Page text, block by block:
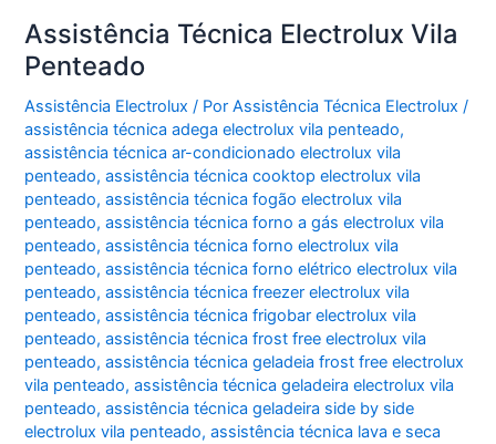
Assistência Técnica Electrolux Vila
Penteado
Assistência Electrolux / PorAssistência Técnica Electrolux/
assistência técnica adega electrolux vila penteado,
assistência técnica ar-condicionado electrolux vila
penteado,assistência técnica cooktop electrolux vila
penteado,assistência técnica fogão electrolux vila
penteado,assistência técnica forno a gás electrolux vila
penteado,assistência técnica forno electrolux vila
penteado,assistência técnica forno elétrico electrolux vila
penteado,assistência técnica freezer electrolux vila
penteado,assistência técnica frigobar electrolux vila
penteado,assistência técnica frost free electrolux vila
penteado,assistência técnica geladeia frost free electrolux
vila penteado,assistência técnica geladeira electrolux vila
penteado,assistência técnica geladeira side by side
electrolux vila penteado,assistência técnica lava e seca